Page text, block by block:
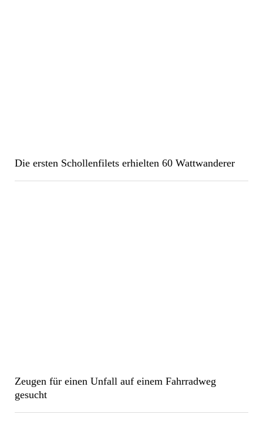
Die ersten Schollenfilets erhielten 60 Wattwanderer
Zeugen für einen Unfall auf einem Fahrradweg
gesucht